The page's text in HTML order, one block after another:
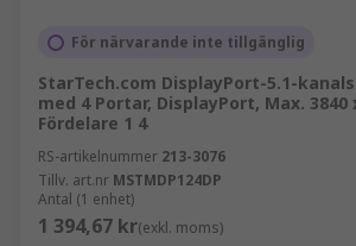
För närvarande inte tillgänglig
StarTech.com DisplayPort-5.1-
med 4 Portar, DisplayPort, Max. 3840
Fördelare 1 4
RS-artikelnummer 213-3076
Tillv. art.nr MSTMDP124DP
Antal (1 enhet)
1 394,67 kr(exkl. moms)